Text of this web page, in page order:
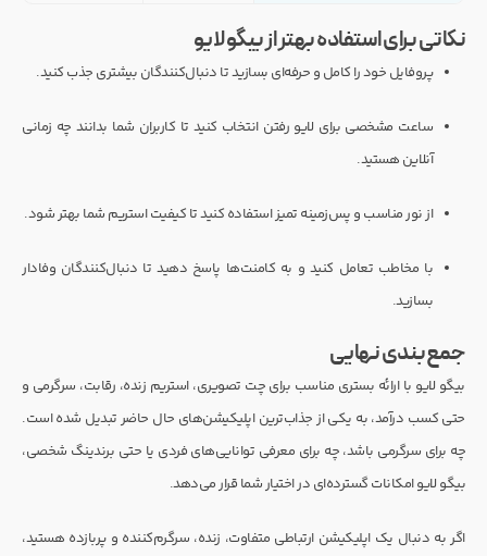
نکاتی برای استفاده بهتر از بیگو لایو
پروفایل خود را کامل و حرفه‌ای بسازید تا دنبال‌کنندگان بیشتری جذب کنید.
ساعت مشخصی برای لایو رفتن انتخاب کنید تا کاربران شما بدانند چه زمانی
آنلاین هستید.
از نور مناسب و پس‌زمینه تمیز استفاده کنید تا کیفیت استریم شما بهتر شود.
با مخاطب تعامل کنید و به کامنت‌ها پاسخ دهید تا دنبال‌کنندگان وفادار
بسازید.
جمع‌بندی نهایی
بیگو لایو با ارائه بستری مناسب برای چت تصویری، استریم زنده، رقابت، سرگرمی و
حتی کسب درآمد، به یکی از جذاب‌ترین اپلیکیشن‌های حال حاضر تبدیل شده است.
چه برای سرگرمی باشد، چه برای معرفی توانایی‌های فردی یا حتی برندینگ شخصی،
بیگو لایو امکانات گسترده‌ای در اختیار شما قرار می‌دهد.
اگر به دنبال یک اپلیکیشن ارتباطی متفاوت، زنده، سرگرم‌کننده و پربازده هستید،